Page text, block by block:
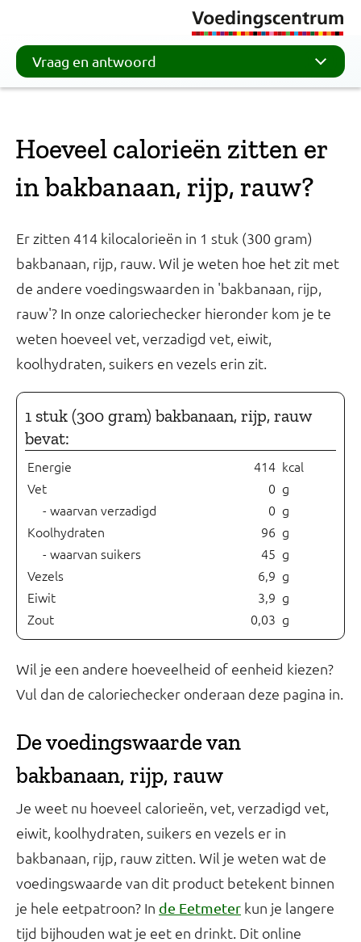
Vraag en antwoord
Hoeveel calorieën zitten er
in bakbanaan, rijp, rauw?
Er zitten 414 kilocalorieën in 1 stuk (300 gram)
bakbanaan, rijp, rauw. Wil je weten hoe het zit met
de andere voedingswaarden in 'bakbanaan, rijp,
rauw'? In onze caloriechecker hieronder kom je te
weten hoeveel vet, verzadigd vet, eiwit,
koolhydraten, suikers en vezels erin zit.
1 stuk (300 gram) bakbanaan, rijp, rauw
bevat:
Energie 414 kcal
Vet
0 g
- waarvan verzadigd
0 g
Koolhydraten
96 g
- waarvan suikers
45 g
Vezels
6,9 g
Eiwit
3,9 g
Zout
0,03 g
Wil je een andere hoeveelheid of eenheid kiezen?
Vul dan de caloriechecker onderaan deze pagina in.
De voedingswaarde van
bakbanaan, rijp, rauw
Je weet nu hoeveel calorieën, vet, verzadigd vet,
eiwit, koolhydraten, suikers en vezels er in
bakbanaan, rijp, rauw zitten. Wil je weten wat de
voedingswaarde van dit product betekent binnen
je hele eetpatroon? In de Eetmeter kun je langere
tijd bijhouden wat je eet en drinkt. Dit online